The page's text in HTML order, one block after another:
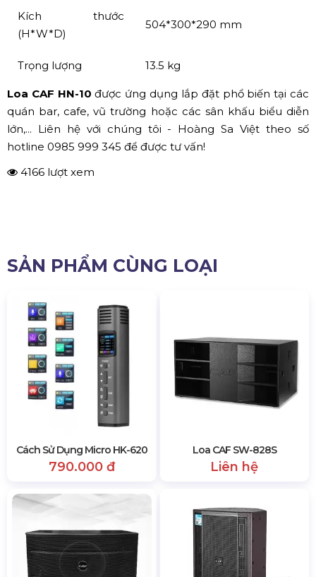
Kích thước
(H*W*D)
504*300*290 mm
Trọng lượng 13.5 kg
Loa CAF HN-10 được ứng dụng lắp đặt phổ biến tại các
quán bar, cafe, vũ trường hoặc các sân khấu biểu diễn
lớn,... Liên hệ với chúng tôi - Hoàng Sa Việt theo số
hotline 0985 999 345 để được tư vấn!
4166 lượt xem
SẢN PHẨM CÙNG LOẠI
Cách Sử Dụng Micro HK-620
790.000 đ
Loa CAF SW-828S
Liên hệ